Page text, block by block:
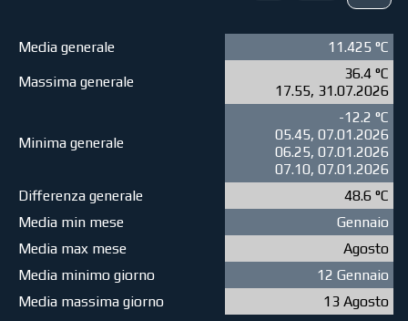
Media generale
11.425 °C
Massima generale
36.4 °C
17.55, 31.07.2026
Minima generale
-12.2 °C
05.45, 07.01.2026
06.25, 07.01.2026
07.10, 07.01.2026
Differenza generale
48.6 °C
Media min mese
Gennaio
Media max mese
Agosto
Media minimo giorno
12 Gennaio
Media massima giorno
13 Agosto